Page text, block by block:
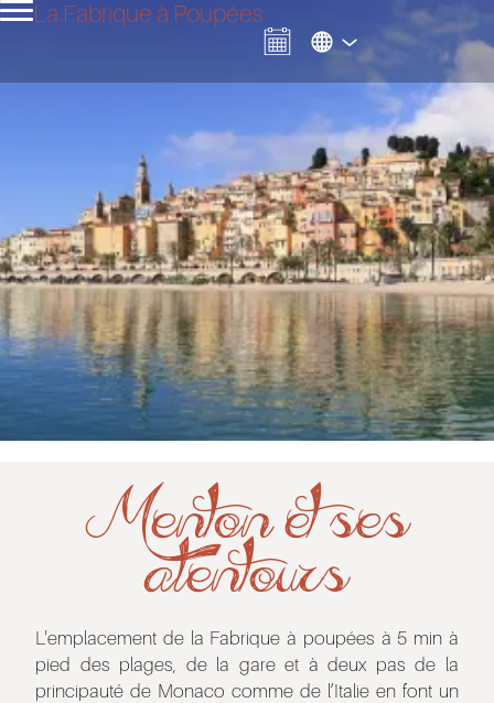
La Fabrique à Poupées
Menton et ses
alentours
L'emplacement de la Fabrique à poupées à 5 min à
pied des plages, de la gare et à deux pas de la
principauté de Monaco comme de l’Italie en font un